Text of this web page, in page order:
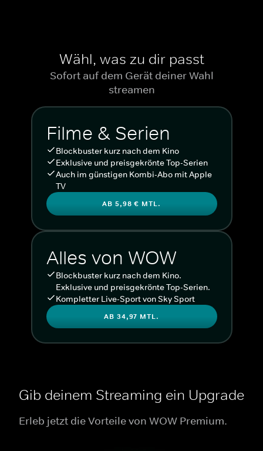
Wähl, was zu dir passt
Sofort auf dem Gerät deiner Wahl
streamen
Filme & Serien
Blockbuster kurz nach dem Kino
Exklusive und preisgekrönte Top-Serien
Auch im günstigen Kombi-Abo mit Apple
TV
AB 5,98 € MTL.
Alles von WOW
Blockbuster kurz nach dem Kino.
Exklusive und preisgekrönte Top-Serien.
Kompletter Live-Sport von Sky Sport
AB 34,97 MTL.
Gib deinem Streaming ein Upgrade
Erleb jetzt die Vorteile von WOW Premium.